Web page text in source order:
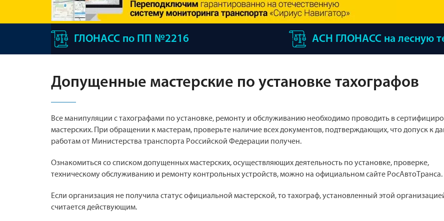
ГЛОНАСС по ПП №2216 АСН ГЛОНАСС на лесную
Допущенные мастерские по установке тахографов
Все манипуляции с тахографами по установке, ремонту и обслуживанию необходимо проводить в
мастерских. При обращении к мастерам, проверьте наличие всех документов, подтверждающих, что допуск к
работам от Министерства транспорта Российской Федерации получен.
Ознакомиться со списком допущенных мастерских, осуществляющих деятельность по установке, проверке,
техническому обслуживанию и ремонту контрольных устройств, можно на официальном сайте РосАвтоТранса.
Если организация не получила статус официальной мастерской, то тахограф, установленный этой
считается действующим.